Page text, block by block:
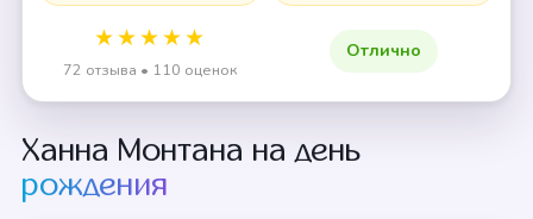
★★★★★
72 отзыва • 110 оценок
Отлично
Ханна Монтана на день
рождения